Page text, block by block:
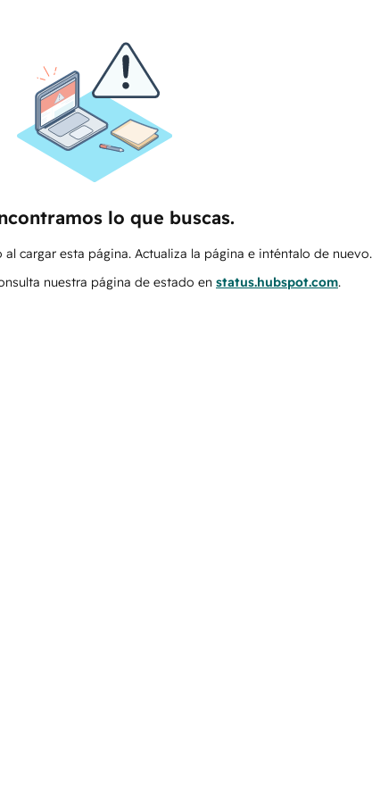
lo que buscas.
cargar esta página. Actualiza la página e inténtalo de nuevo.
nuestra página de estado en status.hubspot.com.